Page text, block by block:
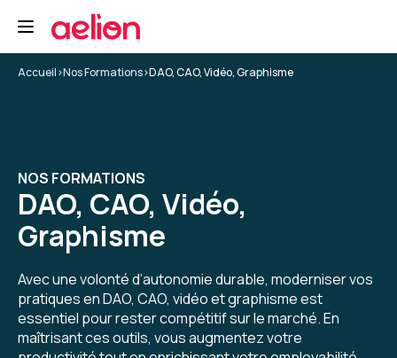
Accueil>Nos Formations>DAO, CAO, Vidéo, Graphisme
NOS FORMATIONS
DAO, CAO, Vidéo,
Graphisme
Avec une volonté d’autonomie durable, moderniser vos
pratiques en DAO, CAO, vidéo et graphisme est
essentiel pour rester compétitif sur le marché. En
maîtrisant ces outils, vous augmentez votre
Formation : Adobe Premiere Pro niveau 1, montage et
automatisation
5
Formateur super, au-delà de ce que j'aurais pu
espérer.
Enseignement de première pro, mais pas que,
cadrage, tips, conseils... un grand merci à lui.
Formation : Adobe Premiere Pro niveau 1, montage et
automatisation